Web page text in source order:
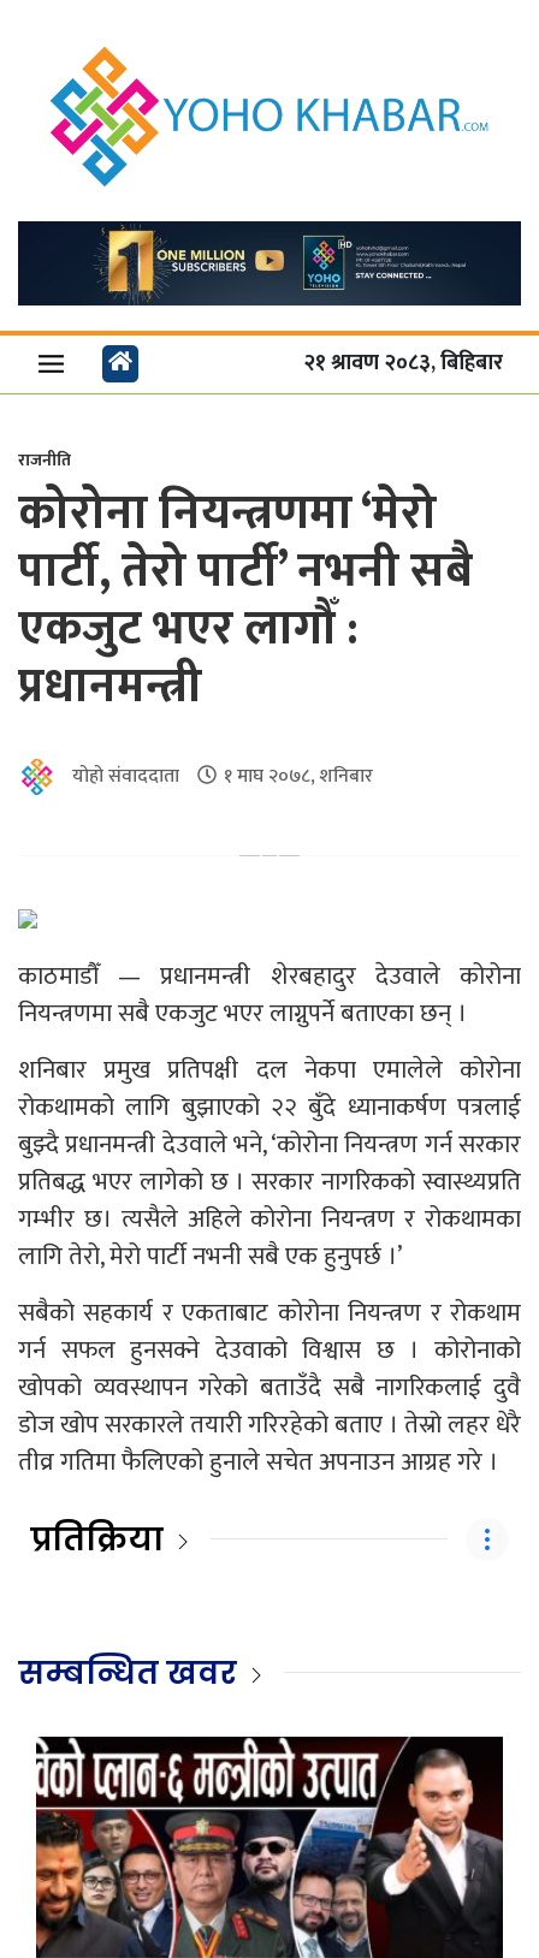
२१ श्रावण २०८३, बिहिबार
राजनीति
कोरोना नियन्त्रणमा ‘मेरो
पार्टी, तेरो पार्टी’ नभनी सबै
एकजुट भएर लागौँ :
प्रधानमन्त्री
योहो संवाददाता १ माघ २०७८, शनिबार
काठमाडौँ — प्रधानमन्त्री शेरबहादुर देउवाले कोरोना
नियन्त्रणमा सबै एकजुट भएर लाग्नुपर्ने बताएका छन् ।
शनिबार प्रमुख प्रतिपक्षी दल नेकपा एमालेले कोरोना
रोकथामको लागि बुझाएको २२ बुँदे ध्यानाकर्षण पत्रलाई
बुझ्दै प्रधानमन्त्री देउवाले भने, ‘कोरोना नियन्त्रण गर्न सरकार
प्रतिबद्ध भएर लागेको छ । सरकार नागरिकको स्वास्थ्यप्रति
गम्भीर छ। त्यसैले अहिले कोरोना नियन्त्रण र रोकथामका
लागि तेरो, मेरो पार्टी नभनी सबै एक हुनुपर्छ ।’
सबैको सहकार्य र एकताबाट कोरोना नियन्त्रण र रोकथाम
गर्न सफल हुनसक्ने देउवाको विश्वास छ । कोरोनाको
खोपको व्यवस्थापन गरेको बताउँदै सबै नागरिकलाई दुवै
डोज खोप सरकारले तयारी गरिरहेको बताए । तेस्रो लहर धेरै
तीव्र गतिमा फैलिएको हुनाले सचेत अपनाउन आग्रह गरे ।
प्रतिक्रिया
सम्बन्धित खवर